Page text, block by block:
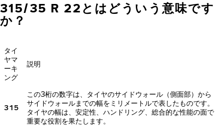
315/35 R 22とはどういう意味です
か？
タイ
ヤマ
ーキ
ング
説明
315
この3桁の数字は、タイヤのサイドウォール（側面部）から
サイドウォールまでの幅をミリメートルで表したものです。
タイヤの幅は、安定性、ハンドリング、総合的な性能の面で
重要な役割を果たします。